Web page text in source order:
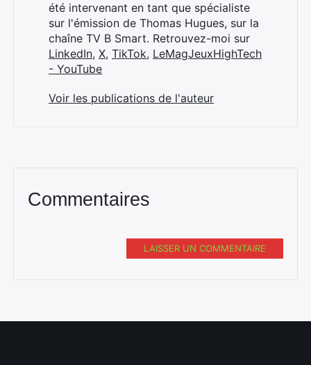
été intervenant en tant que spécialiste
sur l'émission de Thomas Hugues, sur la
chaîne TV B Smart. Retrouvez-moi sur
LinkedIn, X, TikTok, LeMagJeuxHighTech
- YouTube
Voir les publications de l'auteur
Commentaires
LAISSER UN COMMENTAIRE